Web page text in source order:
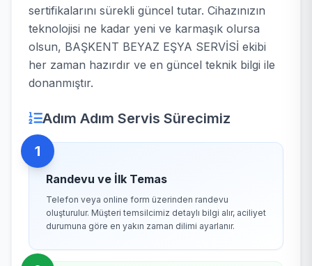
sertifikalarını sürekli güncel tutar. Cihazınızın
teknolojisi ne kadar yeni ve karmaşık olursa
olsun, BAŞKENT BEYAZ EŞYA SERVİSİ ekibi
her zaman hazırdır ve en güncel teknik bilgi ile
donanmıştır.
Adım Adım Servis Sürecimiz
1
Randevu ve İlk Temas
Telefon veya online form üzerinden randevu
oluşturulur. Müşteri temsilcimiz detaylı bilgi alır, aciliyet
durumuna göre en yakın zaman dilimi ayarlanır.